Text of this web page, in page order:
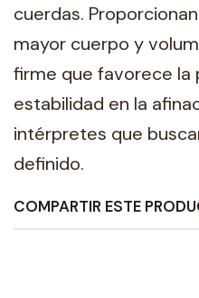
cuerdas.
mayor cuerpo y
firme que favorece la
estabilidad en la
intérpretes que
definido.
COMPARTIR ESTE